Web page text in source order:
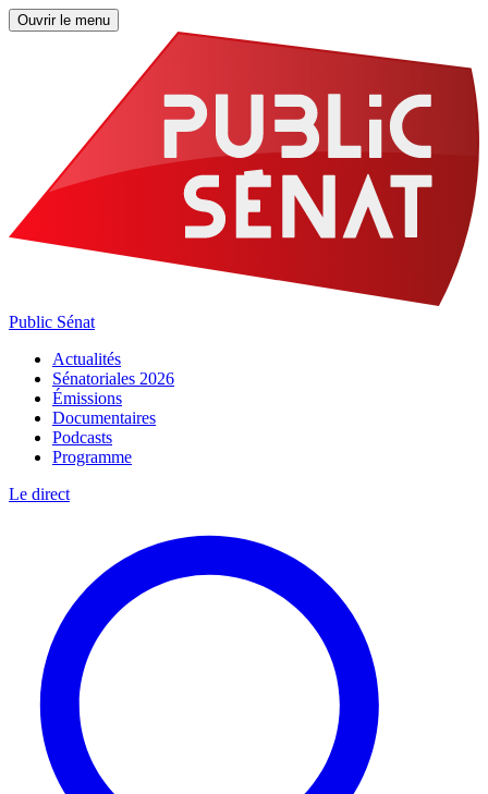
Ouvrir le menu
Public Sénat
Actualités
Sénatoriales 2026
Émissions
Documentaires
Podcasts
Programme
Le direct